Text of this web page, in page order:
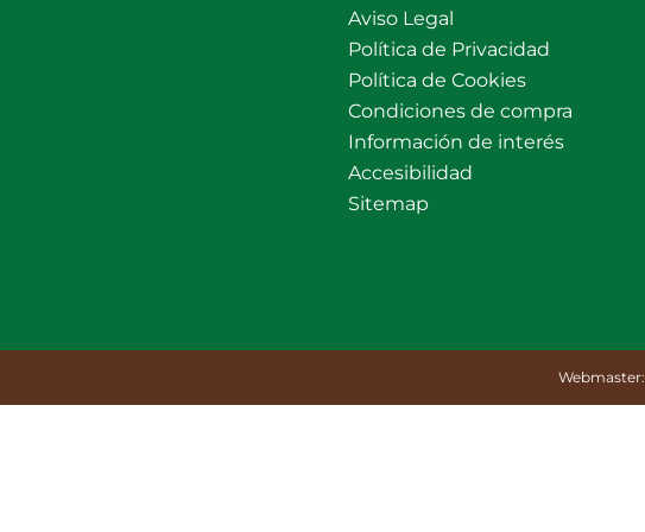
Aviso Legal
Política de Privacidad
Política de Cookies
Condiciones de compra
Información de interés
Accesibilidad
Sitemap
Webmaster: